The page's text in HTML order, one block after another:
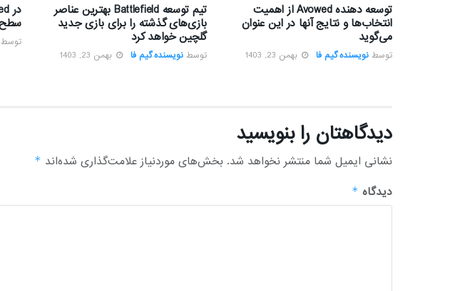
توسعه دهنده Avowed از اهمیت
انتخاب‌ها و نتایج آنها در این عنوان
می‌گوید
توسط نویسنده گیم فا بهمن 23, 1403
تیم توسعه Battlefield بهترین عناصر
بازی‌های گذشته را برای بازی جدید
گلچین خواهد کرد
توسط نویسنده گیم فا بهمن 23, 1403
سطح
توسط
دیدگاهتان را بنویسید
نشانی ایمیل شما منتشر نخواهد شد. بخش‌های موردنیاز علامت‌گذاری شده‌اند *
دیدگاه *